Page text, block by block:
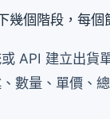
個階段，每個
API 建立出貨
數量、單價、